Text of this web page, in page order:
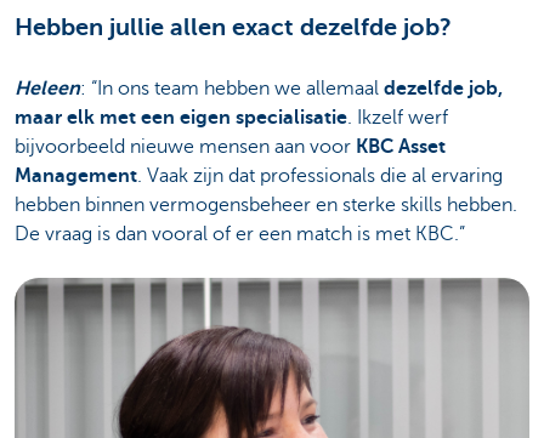
Hebben jullie allen exact dezelfde job?
Heleen: “In ons team hebben we allemaal dezelfde job,
maar elk met een eigen specialisatie. Ikzelf werf
bijvoorbeeld nieuwe mensen aan voor KBC Asset
Management. Vaak zijn dat professionals die al ervaring
hebben binnen vermogensbeheer en sterke skills hebben.
De vraag is dan vooral of er een match is met KBC.”